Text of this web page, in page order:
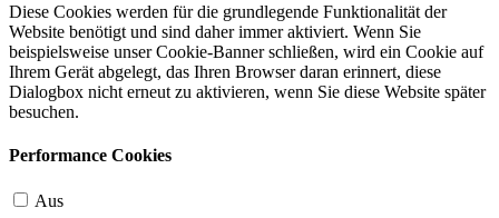
Diese Cookies werden für die grundlegende Funktionalität der
Website benötigt und sind daher immer aktiviert. Wenn Sie
beispielsweise unser Cookie-Banner schließen, wird ein Cookie auf
Ihrem Gerät abgelegt, das Ihren Browser daran erinnert, diese
Dialogbox nicht erneut zu aktivieren, wenn Sie diese Website später
besuchen.
Performance Cookies
Aus